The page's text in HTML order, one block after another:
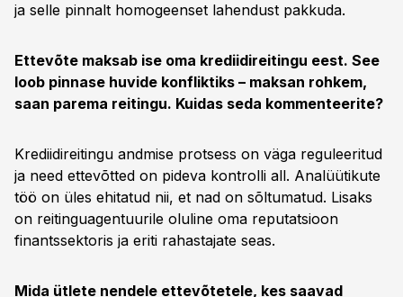
ja selle pinnalt homogeenset lahendust pakkuda.
Ettevõte maksab ise oma krediidireitingu eest. See
loob pinnase huvide konfliktiks – maksan rohkem,
saan parema reitingu. Kuidas seda kommenteerite?
Krediidireitingu andmise protsess on väga reguleeritud
ja need ettevõtted on pideva kontrolli all. Analüütikute
töö on üles ehitatud nii, et nad on sõltumatud. Lisaks
on reitinguagentuurile oluline oma reputatsioon
finantssektoris ja eriti rahastajate seas.
Mida ütlete nendele ettevõtetele, kes saavad